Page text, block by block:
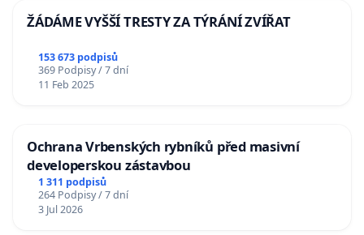
ŽÁDÁME VYŠŠÍ TRESTY ZA TÝRÁNÍ ZVÍŘAT
153 673 podpisů
369 Podpisy / 7 dní
11 Feb 2025
Ochrana Vrbenských rybníků před masivní
developerskou zástavbou
1 311 podpisů
264 Podpisy / 7 dní
3 Jul 2026